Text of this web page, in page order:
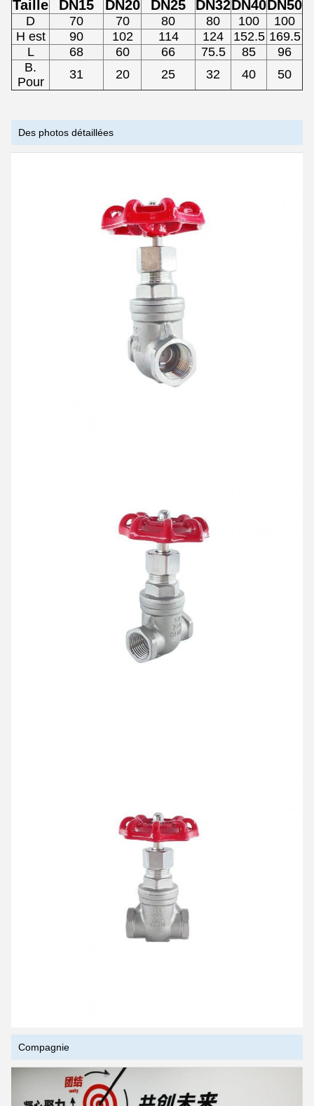
Taille DN15 DN20 DN25 DN32 DN40 DN50
D 70 70 80 80 100
100
H est
90 102 114 124 152.5 169.5
L
68 60 66 75.5 85
96
B.
Pour
31 20 25 32 40 50
Des photos détaillées
Compagnie